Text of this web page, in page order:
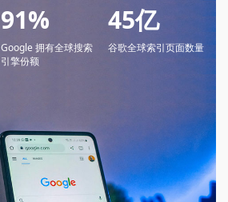
91%
Google 拥有全球搜索
引擎份额
45亿
谷歌全球索引页面数量